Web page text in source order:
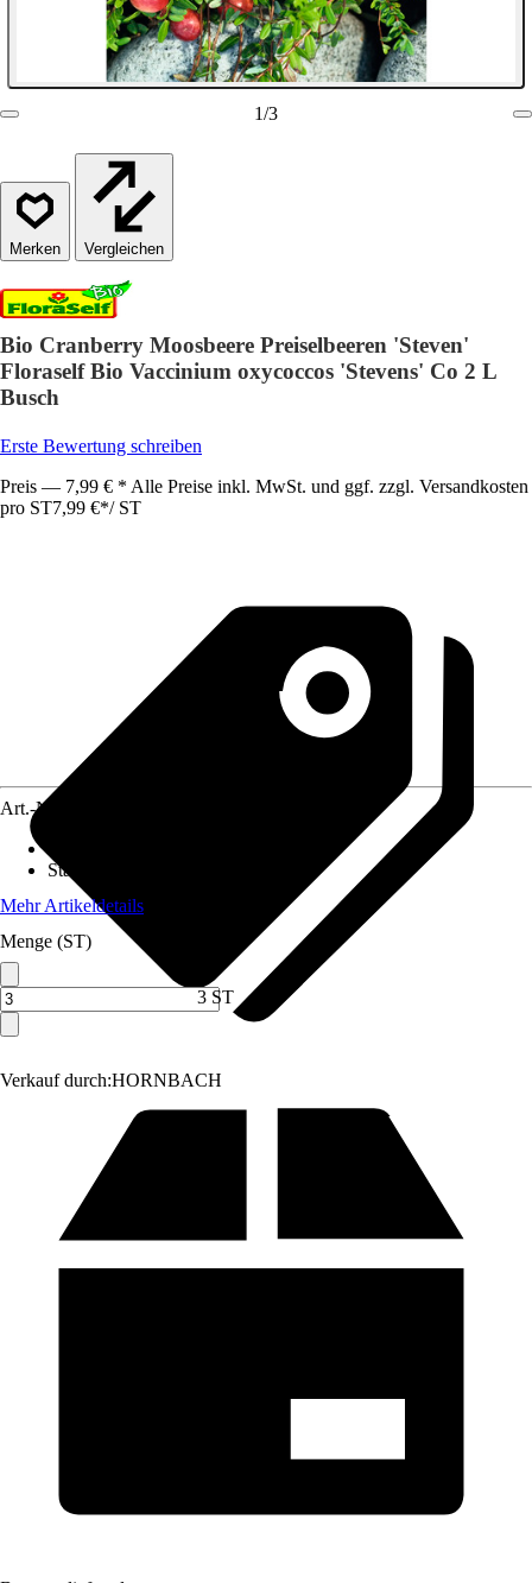
1/3
Vergleichen
Bio Cranberry Moosbeere Preiselbeeren 'Steven'
Floraself Bio Vaccinium oxycoccos 'Stevens' Co 2 L
Busch
Erste Bewertung schreiben
Preis — 7,99 € * Alle Preise inkl. MwSt. und ggf. zzgl. Versandkosten
pro ST7,99 €*/ ST
Verkauf durch:HORNBACH
Art.-Nr.
Standort
Mehr Artikeldetails
Menge (ST)
3 ST